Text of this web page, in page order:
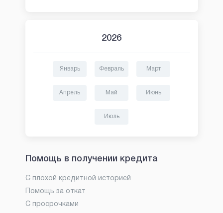
2026
Январь Февраль Март
Апрель Май Июнь
Июль
Помощь в получении кредита
С плохой кредитной историей
Помощь за откат
С просрочками